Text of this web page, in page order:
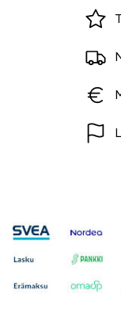
Miksi ostaa